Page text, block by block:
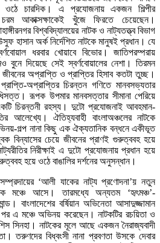
ওঠে চারদিক। এ প্রযোজনায় একজন শিল্পীর
চরম আকাক্সক্ষাকেই খুঁজে ফিরতে চেয়েছেন।
বিশ্ববিদ্যালয়ের নাটক ও নাট্যতত্ত্ব বিভাগ
হাসান অর্ক নির্দেশিত নাটকে মানুষই প্রধান। যে
ধরবার খোয়াবে বিভোর। জাতিপরম্পরায়
বুনে দিয়েছে সেই স্বর্ণবোয়ালের নেশা। তিরমন
অপ্রাপ্তি ও প্রাপ্তির হিসাব কতটা তুচ্ছ।
অপ্রাপ্তির চিরন্তন গণিতে মানবসভ্যতার
রূপক উপমার মানবসত্তার সীমানা পেরিয়ে
চিরন্তনী রহস্য। দুটো প্রযোজনাই আবহমান-
আলেখ্যে। ঐতিহ্যবাহী বাংলাঅঞ্চলের নাটকে
গল্প নানা কিছু এক ঐক্যতানিক বন্ধনে একীভূত
বিন্যাসের চেয়ে জীবনের প্রাণই গুরুত্ববহ হয়ে
নিরীক্ষাই এ দুটো প্রযোজনায় প্রধান হয়ে
হয়ে ওঠে বাঙালির দর্শনের অনুসন্ধান।
‘আলী যাকের নাট্য প্রণোদনা’য় নতুন
মঞ্চে আসে। তারমধ্যে অন্যতম ‘হৃৎমঞ্চ’-
বাংলাদেশের বর্ষিয়ান অভিনেতা আসাদুজ্জামান
পর এ মঞ্চে অভিনয় করেছেন। নাটকটির রচয়িতা ও
সিনহা। নাটকের মূলে আছে একজন নৈরাজ্যবাদী
তরুণদের বিধ্বংসী নানা প্রবণতা উসকে দেবার